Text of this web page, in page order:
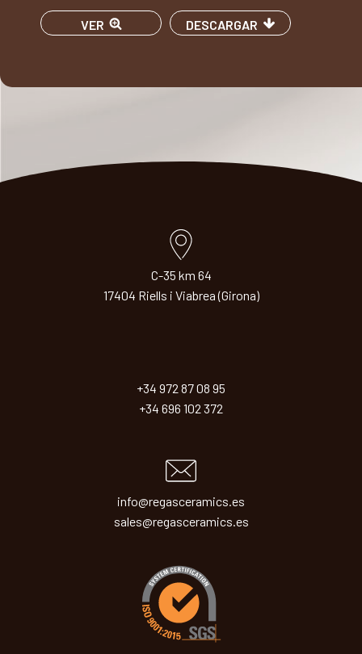
VER DESCARGAR
C-35 km 64
17404 Riells i Viabrea (Girona)
+34 972 87 08 95
+34 696 102 372
info@regasceramics.es
sales@regasceramics.es